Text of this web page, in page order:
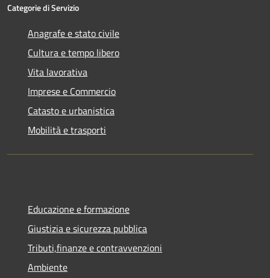
Categorie di Servizio
Anagrafe e stato civile
Cultura e tempo libero
Vita lavorativa
Imprese e Commercio
Catasto e urbanistica
Mobilità e trasporti
Educazione e formazione
Giustizia e sicurezza pubblica
Tributi,finanze e contravvenzioni
Ambiente